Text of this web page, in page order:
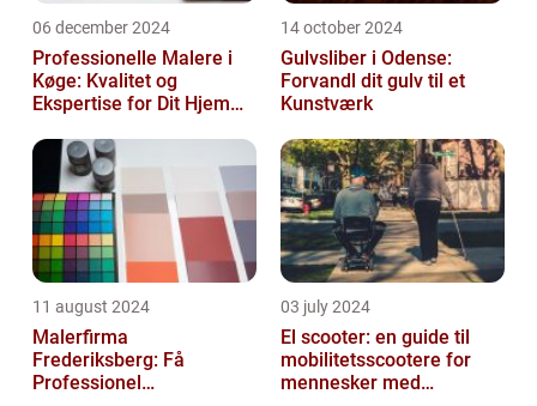
06 december 2024
Professionelle Malere i
Køge: Kvalitet og
Ekspertise for Dit Hjem
14 october 2024
Gulvsliber i Odense:
Forvandl dit gulv til et
Kunstværk
11 august 2024
Malerfirma
Frederiksberg: Få
Professionel
03 july 2024
El scooter: en guide til
mobilitetsscootere for
mennesker med